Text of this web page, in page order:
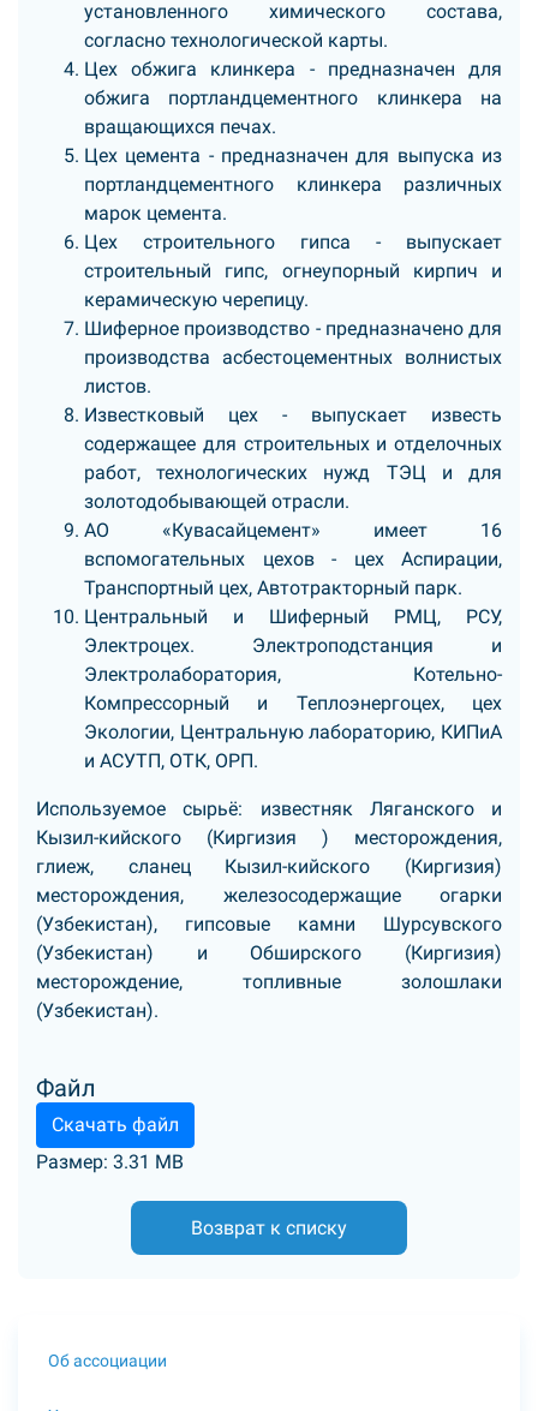
установленного химического состава,
согласно технологической карты.
Цех обжига клинкера - предназначен для
обжига портландцементного клинкера на
вращающихся печах.
Цех цемента - предназначен для выпуска из
портландцементного клинкера различных
марок цемента.
Цех строительного гипса - выпускает
строительный гипс, огнеупорный кирпич и
керамическую черепицу.
Шиферное производство - предназначено для
производства асбестоцементных волнистых
листов.
Известковый цех - выпускает известь
содержащее для строительных и отделочных
работ, технологических нужд ТЭЦ и для
золотодобывающей отрасли.
АО «Кувасайцемент» имеет 16
вспомогательных цехов - цех Аспирации,
Транспортный цех, Автотракторный парк.
Центральный и Шиферный РМЦ, РСУ,
Электроцех. Электроподстанция и
Электролаборатория, Котельно-
Компрессорный и Теплоэнергоцех, цех
Экологии, Центральную лабораторию, КИПиА
и АСУТП, ОТК, ОРП.
Используемое сырьё: известняк Ляганского и
Кызил-кийского (Киргизия ) месторождения,
глиеж, сланец Кызил-кийского (Киргизия)
месторождения, железосодержащие огарки
(Узбекистан), гипсовые камни Шурсувского
(Узбекистан) и Обширского (Киргизия)
месторождение, топливные золошлаки
(Узбекистан).
Файл
Скачать файл
Размер: 3.31 MB
Возврат к списку
Об ассоциации